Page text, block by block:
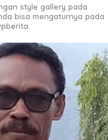
style gallery pada
bisa mengaturnya pada